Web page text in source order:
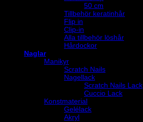
50 cm
Tillbehör keratinhår
Flip in
Clip-in
Alla tillbehör löshår
Hårdockor
Naglar
Manikyr
Scratch Nails
Nagellack
Scratch Nails Lack
Cuccio Lack
Konstmaterial
Gelélack
Akryl